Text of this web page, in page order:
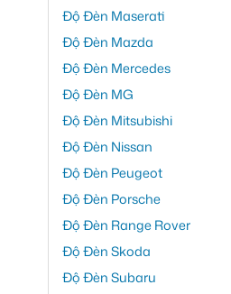
Độ Đèn Maserati
Độ Đèn Mazda
Độ Đèn Mercedes
Độ Đèn MG
Độ Đèn Mitsubishi
Độ Đèn Nissan
Độ Đèn Peugeot
Độ Đèn Porsche
Độ Đèn Range Rover
Độ Đèn Skoda
Độ Đèn Subaru